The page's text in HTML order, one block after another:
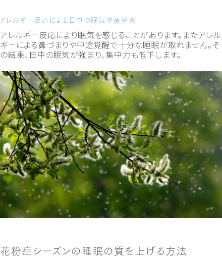
アレルギー反応による日中の眠気や疲労感
アレルギー反応により眠気を感じることがあります。またアレル
ギーによる鼻づまりや中途覚醒で十分な睡眠が取れません。そ
の結果、日中の眠気が強まり、集中力も低下します。
花粉症シーズンの睡眠の質を上げる方法